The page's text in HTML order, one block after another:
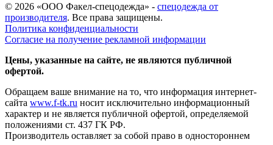
© 2026 «ООО Факел-спецодежда» - спецодежда от
производителя. Все права защищены.
Политика конфиденциальности
Согласие на получение рекламной информации
Цены, указанные на сайте, не являются публичной
офертой.
Обращаем ваше внимание на то, что информация интернет-
сайта www.f-tk.ru носит исключительно информационный
характер и не является публичной офертой, определяемой
положениями ст. 437 ГК РФ.
Производитель оставляет за собой право в одностороннем